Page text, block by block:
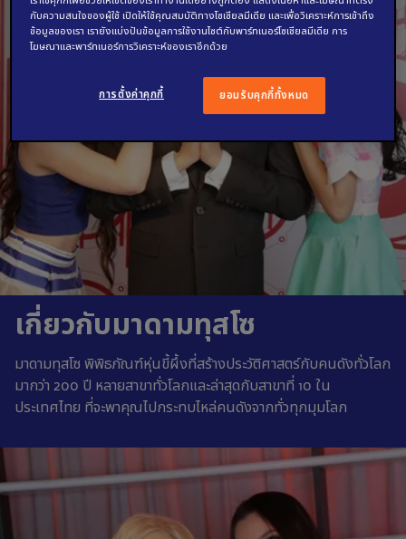
เกี่ยวกับมาดามทุสโซ
มาดามทุสโซ พิพิธภัณฑ์หุ่นขี้ผึ้งที่สร้างประวัติศาสตร์กับคนดังทั่วโลก
มากว่า 200 ปี หลายสาขาทั่วโลกและล่าสุดกับสาขาที่ 10 ใน
ประเทศไทย ที่จะพาคุณไปกระทบไหล่คนดังจากทั่วทุกมุมโลก
กับความสนใจของผู้ใช้ เปิดให้ใช้คุณสมบัติทางโซเชียลมีเดีย และเพื่อวิเคราะห์การเข้าถึง
ข้อมูลของเรา เรายังแบ่งปันข้อมูลการใช้งานไซต์กับพาร์ทเนอร์โซเชียลมีเดีย การ
โฆษณาและพาร์ทเนอร์การวิเคราะห์ของเราอีกด้วย
ยอมรับคุกกี้ทั้งหมด
การตั้งค่าคุกกี้